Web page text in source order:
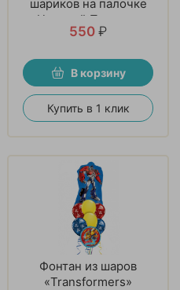
шариков на палочке
«Цветной Подарок»
550 ₽
В корзину
Купить в 1 клик
Фонтан из шаров
«Transformers»